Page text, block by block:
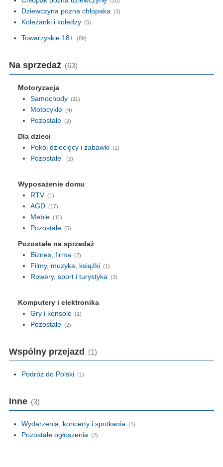
Dziewczyna pozna chłopaka (3)
Koleżanki i koledzy (5)
Towarzyskie 18+ (89)
Na sprzedaż (63)
Motoryzacja
Samochody (11)
Motocykle (4)
Pozostałe (2)
Dla dzieci
Pokój dziecięcy i zabawki (1)
Pozostałe (2)
Wyposażenie domu
RTV (1)
AGD (17)
Meble (11)
Pozostałe (5)
Pozostałe na sprzedaż
Biznes, firma (2)
Filmy, muzyka, książki (1)
Rowery, sport i turystyka (3)
Komputery i elektronika
Gry i konsole (1)
Pozostałe (2)
Wspólny przejazd (1)
Podróż do Polski (1)
Inne (3)
Wydarzenia, koncerty i spotkania (1)
Pozostałe ogłoszenia (2)